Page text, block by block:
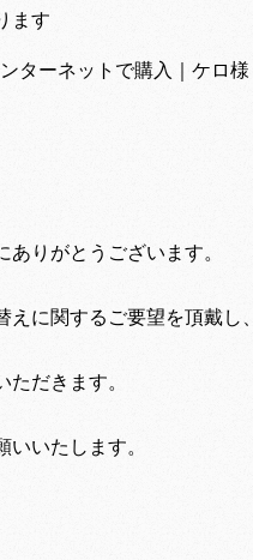
ます
ターネットで購入｜ケロ
りがとうございます。
えに関するご要望を頂戴し
だきます。
いたします。